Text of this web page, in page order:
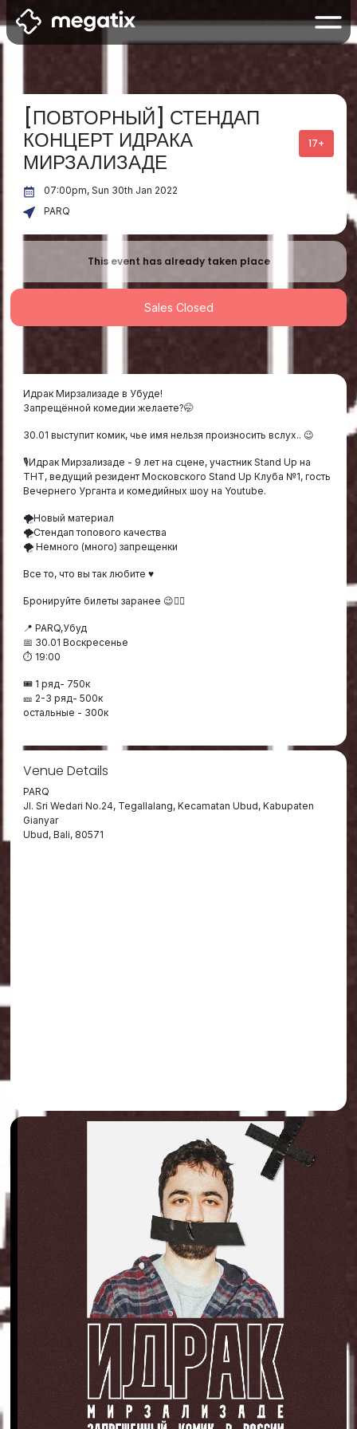
[ПОВТОРНЫЙ] СТЕНДАП
КОНЦЕРТ ИДРАКА
МИРЗАЛИЗАДЕ
17+
07:00pm, Sun 30th Jan 2022
PARQ
This event has already taken place
Sales Closed
Идрак Мирзализаде в Убуде!
Запрещённой комедии желаете?🤭
30.01 выступит комик, чье имя нельзя произносить вслух.. 😉
🎙Идрак Мирзализаде - 9 лет на сцене, участник Stand Up на
ТНТ, ведущий резидент Московского Stand Up Клуба №1, гость
Вечернего Урганта и комедийных шоу на Youtube.
🌪Новый материал
🌪Стендап топового качества
🌪 Немного (много) запрещенки
Все то, что вы так любите ♥️
Бронируйте билеты заранее 😉👇🏾
📍 PARQ,Убуд
📅 30.01 Воскресенье
⏱ 19:00
🎟 1 ряд- 750к
🎫 2-3 ряд- 500к
остальные - 300к
Venue Details
PARQ
Jl. Sri Wedari No.24, Tegallalang, Kecamatan Ubud, Kabupaten
Gianyar
Ubud, Bali, 80571